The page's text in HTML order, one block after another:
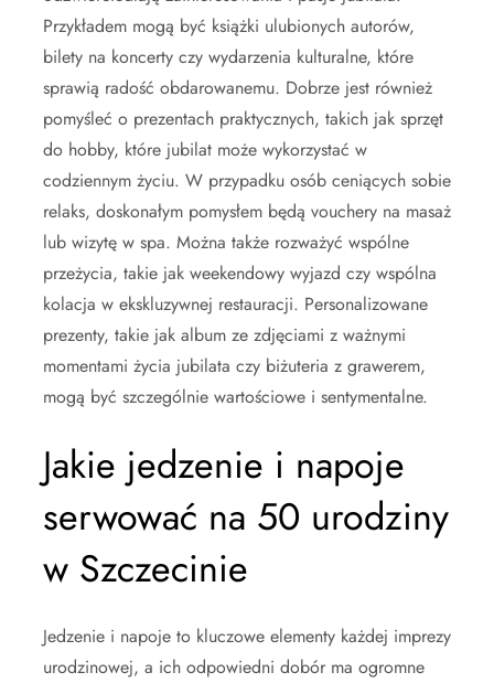
Przykładem mogą być książki ulubionych autorów,
bilety na koncerty czy wydarzenia kulturalne, które
sprawią radość obdarowanemu. Dobrze jest również
pomyśleć o prezentach praktycznych, takich jak sprzęt
do hobby, które jubilat może wykorzystać w
codziennym życiu. W przypadku osób ceniących sobie
relaks, doskonałym pomysłem będą vouchery na masaż
lub wizytę w spa. Można także rozważyć wspólne
przeżycia, takie jak weekendowy wyjazd czy wspólna
kolacja w ekskluzywnej restauracji. Personalizowane
prezenty, takie jak album ze zdjęciami z ważnymi
momentami życia jubilata czy biżuteria z grawerem,
mogą być szczególnie wartościowe i sentymentalne.
Jakie jedzenie i napoje
serwować na 50 urodziny
w Szczecinie
Jedzenie i napoje to kluczowe elementy każdej imprezy
urodzinowej, a ich odpowiedni dobór ma ogromne